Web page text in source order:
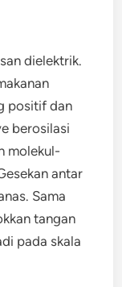
dielektrik.
positif dan
berosilasi
molekul-
antar
Sama
tangan
pada skala